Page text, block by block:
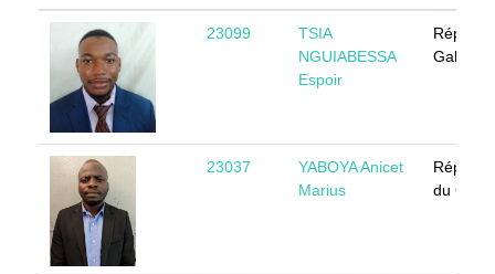
23099
TSIA
NGUIABESSA
Espoir
23037
YABOYA Anicet
Marius
du